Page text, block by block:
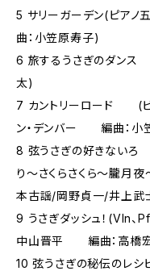
5 サリーガーデン(ピ
曲：小笠原寿子)
6 旅するうさぎのダン
太)
7 カントリーロード (ビ
ン・デンバー 編曲：小
8 弦うさぎの好きないろ
り〜さくらさくら〜朧
本古謡/岡野貞一/井上
9 うさぎダッシュ！(Vln
中山晋平 編曲：高橋
10 弦うさぎの秘伝のレ